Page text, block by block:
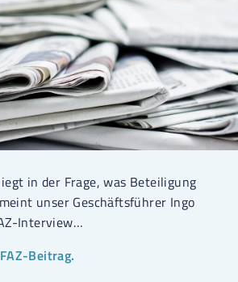
in der Frage, was Beteiligung
unser Geschäftsführer Ingo
Interview…
Beitrag.